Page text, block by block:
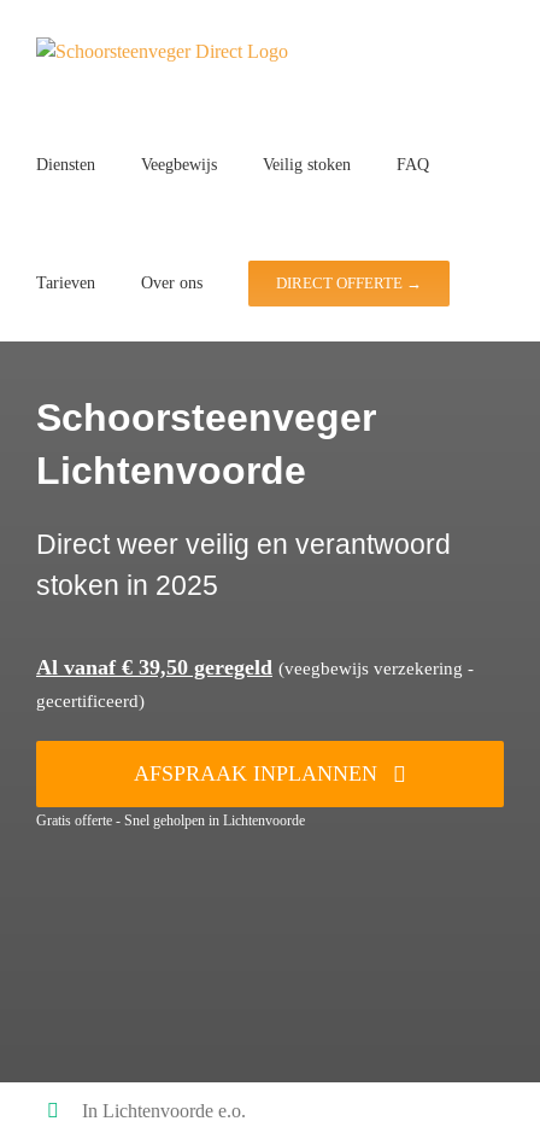
Diensten Veegbewijs Veilig stoken FAQ
Tarieven Over ons DIRECT OFFERTE →
Schoorsteenveger
Lichtenvoorde
Direct weer veilig en verantwoord
stoken in 2025
Al vanaf € 39,50 geregeld (veegbewijs verzekering -
gecertificeerd)
AFSPRAAK INPLANNEN
Gratis offerte - Snel geholpen in Lichtenvoorde
In Lichtenvoorde e.o.